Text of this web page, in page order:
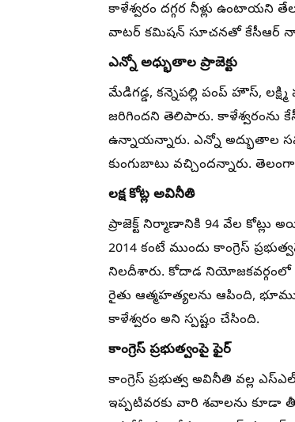
కాళేశ్వరం దగ్గర నీళ్లు ఉంటాయని
వాటర్ కమిషన్ సూచనతో కేసీఆర్
ఎన్నో అధ్భుతాల ప్రాజెక్టు
మేడిగడ్డ, కన్నెపల్లి పంప్ హౌస్,
జరిగిందని తెలిపారు. కాళేశ్వరంను
ఉన్నాయన్నారు. ఎన్నో అద్భుతాల
కుంగుబాటు వచ్చిందన్నారు.
లక్ష కోట్ల అవినీతి
ప్రాజెక్ట్ నిర్మాణానికి 94 వేల కోట్లు
2014 కంటే ముందు కాంగ్రెస్
నిలదీశారు. కోదాడ నియోజకవర్గంలో
రైతు ఆత్మహత్యలను ఆపింది,
కాళేశ్వరం అని స్పష్టం చేసింది.
కాంగ్రెస్ ప్రభుత్వంపై ఫైర్
కాంగ్రెస్ ప్రభుత్వ అవినీతి వల్ల
ఇప్పటివరకు వారి శవాలను కూడా